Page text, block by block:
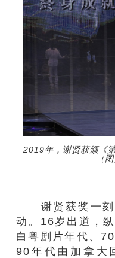
2019年，谢贤获颁《
（
谢贤获奖一刻
动。16岁出道，
白粤剧片年代、
90年代由加拿大